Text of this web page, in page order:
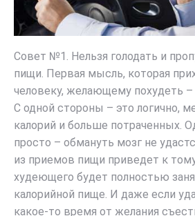
Совет №1. Нельзя голодать и
пищи. Первая мысль, которая
человеку, желающему похудеть
С одной стороны – это логично,
калорий и больше потраченных.
просто – обмануть мозг не
из приемов пищи приведет к
худеющего будет полностью
калорийной пище. И даже если
какое-то время от желания